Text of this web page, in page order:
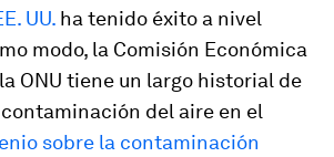
UU. ha tenido éxito a nivel
modo, la Comisión Económica
ONU tiene un largo historial de
del aire en el
sobre la contaminación